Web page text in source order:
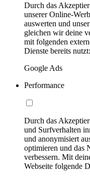
Durch das
unserer Online-
auswerten und
gleichen wir deine
mit folgenden
Dienste bereits nutzt:
Google Ads
Performance
Durch das
und Surfverhalten
und anonymisiert
optimieren und das
verbessern. Mit
Webseite folgende